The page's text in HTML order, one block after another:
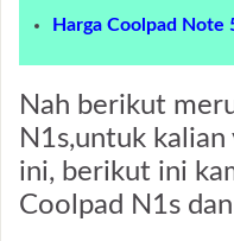
Harga Coolpad Note
Nah berikut
N1s,untuk
ini, berikut ini
Coolpad N1s